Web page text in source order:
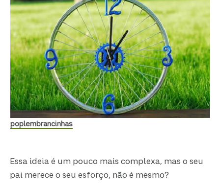
poplembrancinhas
Essa ideia é um pouco mais complexa, mas o seu
pai merece o seu esforço, não é mesmo?